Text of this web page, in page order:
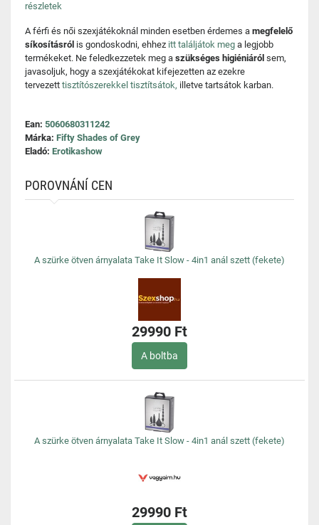
részletek
A férfi és női szexjátékoknál minden esetben érdemes a megfelelő
síkosításról is gondoskodni, ehhez itt találjátok meg a legjobb
termékeket. Ne feledkezzetek meg a szükséges higiéniáról sem,
javasoljuk, hogy a szexjátékokat kifejezetten az ezekre
tervezett tisztítószerekkel tisztítsátok, illetve tartsátok karban.
Ean: 5060680311242
Márka: Fifty Shades of Grey
Eladó: Erotikashow
POROVNÁNÍ CEN
A szürke ötven árnyalata Take It Slow - 4in1 anál szett (fekete)
29990 Ft
A boltba
A szürke ötven árnyalata Take It Slow - 4in1 anál szett (fekete)
29990 Ft